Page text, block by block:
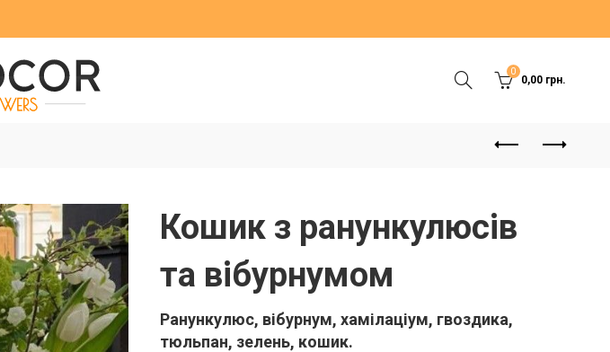
0
0,00грн.
Кошик з ранункулюсів
та вібурнумом
Ранункулюс, вібурнум, хамілаціум, гвоздика,
тюльпан, зелень, кошик.